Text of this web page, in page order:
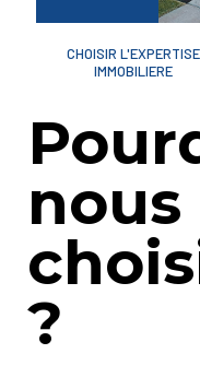
CHOISIR L'EXPERTISE
IMMOBILIERE
nous
?